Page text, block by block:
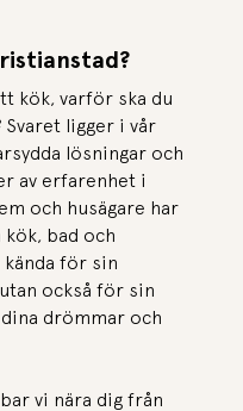
kök, varför ska du
Svaret ligger i vår
lösningar och
av erfarenhet i
och husägare har
kök, bad och
för sin
också för sin
drömmar och
vi nära dig från